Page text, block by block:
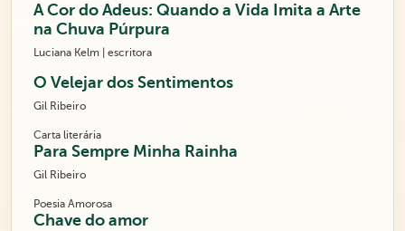
A Cor do Adeus: Quando a Vida Imita a Arte
na Chuva Púrpura
Luciana Kelm | escritora
O Velejar dos Sentimentos
Gil Ribeiro
Carta literária
Para Sempre Minha Rainha
Gil Ribeiro
Poesia Amorosa
Chave do amor